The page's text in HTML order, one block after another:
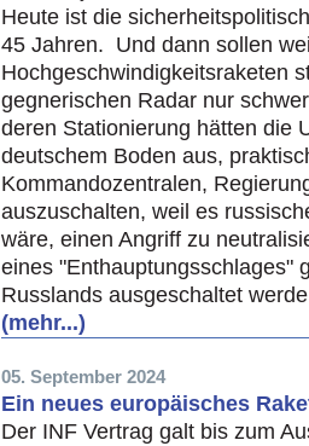
Heute ist die
45 Jahren. Und dann sollen
Hochgeschwindigkeitsraketen
gegnerischen Radar nur
deren Stationierung hätten die
deutschem Boden aus,
Kommandozentralen,
auszuschalten, weil es
wäre, einen Angriff zu
eines "Enthauptungsschlages"
Russlands ausgeschaltet
(mehr...)
05. September 2024
Ein neues europäisches
Der INF Vertrag galt bis zum